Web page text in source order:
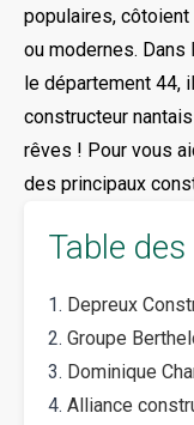
populaires,
ou modernes.
le département 44,
constructeur
rêves ! Pour vous
des principaux
Table
Depreux
Groupe
Dominique
Alliance